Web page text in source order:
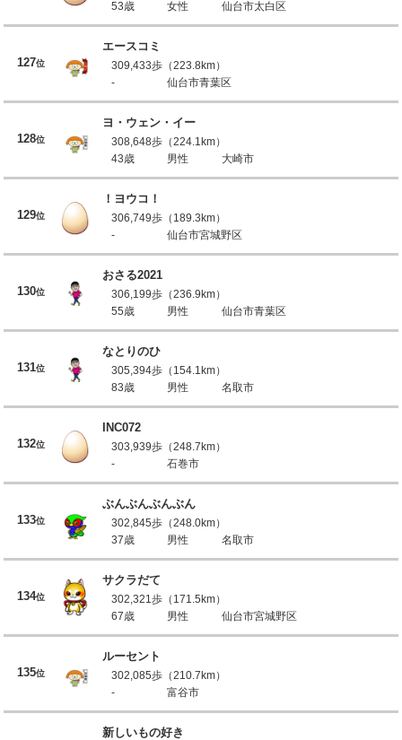
53歳 女性 仙台市太白区
127位
エースコミ
309,433歩（223.8km）
-
仙台市青葉区
128位
ヨ・ウェン・イー
308,648歩（224.1km）
43歳
男性 大崎市
129位
！ヨウコ！
306,749歩（189.3km）
-
仙台市宮城野区
130位
おさる2021
306,199歩（236.9km）
55歳
男性 仙台市青葉区
131位
なとりのひ
305,394歩（154.1km）
83歳
男性 名取市
132位
INC072
303,939歩（248.7km）
-
石巻市
133位
ぶんぶんぶんぶん
302,845歩（248.0km）
37歳
男性 名取市
134位
サクラだて
302,321歩（171.5km）
67歳
男性 仙台市宮城野区
135位
ルーセント
302,085歩（210.7km）
-
富谷市
新しいもの好き